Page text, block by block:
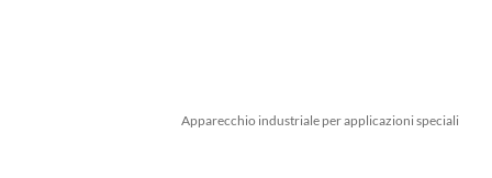
Apparecchio industriale per applicazioni speciali